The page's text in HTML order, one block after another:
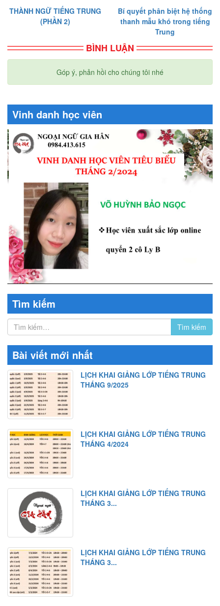
THÀNH NGỮ TIẾNG TRUNG
(PHẦN 2)
Bí quyết phân biệt hệ thống
thanh mẫu khó trong tiếng
Trung
BÌNH LUẬN
Góp ý, phản hồi cho chúng tôi nhé
Vinh danh học viên
Tìm kiếm
Bài viết mới nhất
LỊCH KHAI GIẢNG LỚP TIẾNG TRUNG
THÁNG 9/2025
LỊCH KHAI GIẢNG LỚP TIẾNG TRUNG
THÁNG 4/2024
LỊCH KHAI GIẢNG LỚP TIẾNG TRUNG
THÁNG 3...
LỊCH KHAI GIẢNG LỚP TIẾNG TRUNG
THÁNG 3...